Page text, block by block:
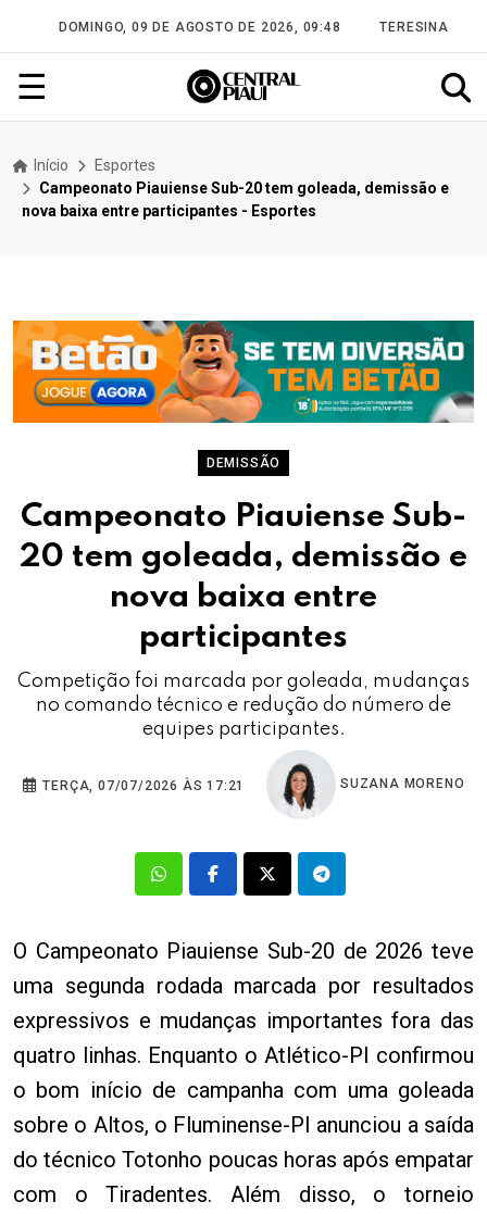
DOMINGO, 09 DE AGOSTO DE 2026, 09:48 TERESINA
☰
Início
Esportes
Campeonato Piauiense Sub-20 tem goleada, demissão e
nova baixa entre participantes - Esportes
DEMISSÃO
Campeonato Piauiense Sub-
20 tem goleada, demissão e
nova baixa entre
participantes
Competição foi marcada por goleada, mudanças
no comando técnico e redução do número de
equipes participantes.
TERÇA, 07/07/2026 ÀS 17:21 SUZANA MORENO
O Campeonato Piauiense Sub-20 de 2026 teve
uma segunda rodada marcada por resultados
expressivos e mudanças importantes fora das
quatro linhas. Enquanto o Atlético-PI confirmou
o bom início de campanha com uma goleada
sobre o Altos, o Fluminense-PI anunciou a saída
do técnico Totonho poucas horas após empatar
com o Tiradentes. Além disso, o torneio